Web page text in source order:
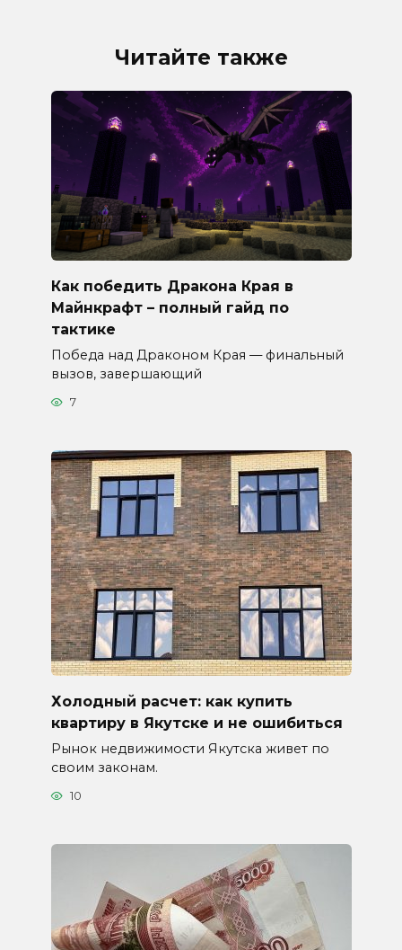
Читайте также
Как победить Дракона Края в
Майнкрафт – полный гайд по
тактике
Победа над Драконом Края — финальный
вызов, завершающий
7
Холодный расчет: как купить
квартиру в Якутске и не ошибиться
Рынок недвижимости Якутска живет по
своим законам.
10